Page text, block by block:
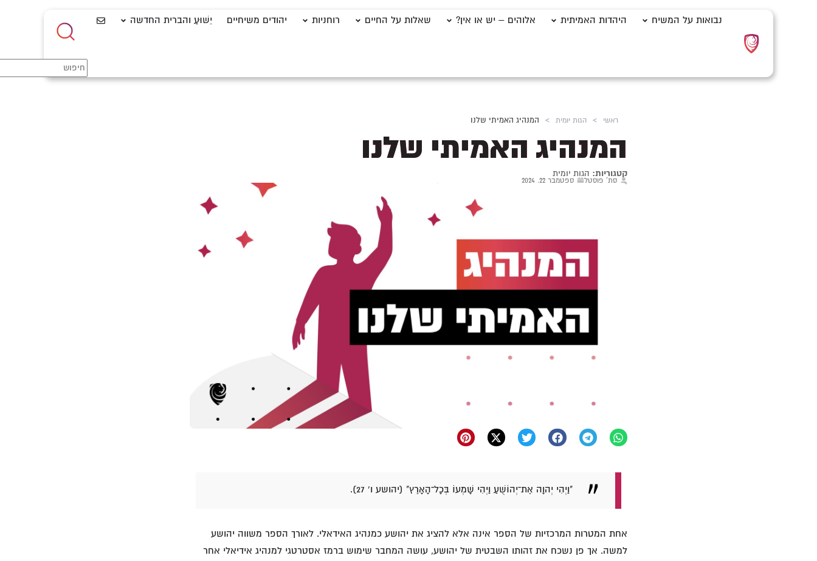
נבואות על המשיח היהדות האמיתית אלוהים – יש או אין? שאלות על החיים רוחניות יהודים משיחיים יֵשׁוּעַ והברית החדשה
ראשי > הגות יומית > המנהיג האמיתי שלנו
המנהיג האמיתי שלנו
קטגוריות: הגות יומית
סת' פוסטל ספטמבר 22, 2024
"וַיְהִי יְהוָה אֶת־יְהוֹשֻׁעַ וַיְהִי שָׁמְעוֹ בְּכָל־הָאָרֶץ" (יהושע ו' 27).
אחת המטרות המרכזיות של הספר אינה אלא להציג את יהושע כמנהיג האידאלי. לאורך הספר משווה יהושע
למשה. אך פן נשכח את זהותו השבטית של יהושע, עושה המחבר שימוש ברמז אסטרטגי למנהיג אידיאלי אחר